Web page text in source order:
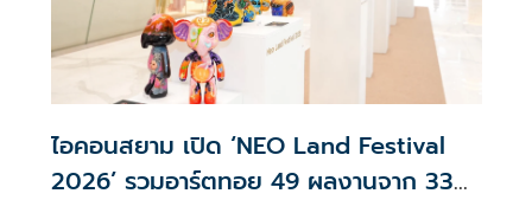
ไอคอนสยาม เปิด ‘NEO Land Festival
2026’ รวมอาร์ตทอย 49 ผลงานจาก 33